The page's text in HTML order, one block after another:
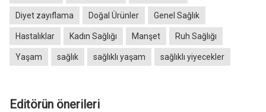
Diyet zayıflama Doğal Ürünler Genel Sağlık
Hastalıklar Kadın Sağlığı Manşet Ruh Sağlığı
Yaşam sağlık sağlıklı yaşam sağlıklı yiyecekler
Editörün önerileri